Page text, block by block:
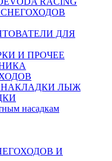
ДЛЯ
И ПРОЧЕЕ
ЛЫЖ
насадкам
И